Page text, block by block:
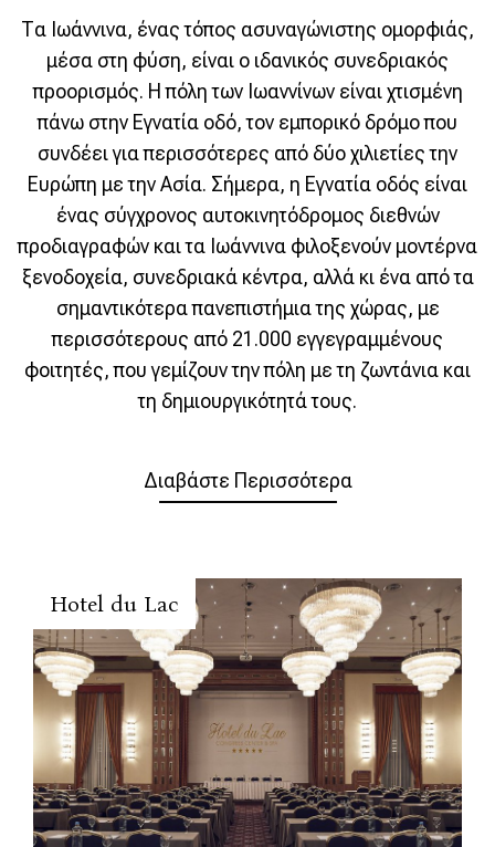
Τα Ιωάννινα, ένας τόπος ασυναγώνιστης ομορφιάς,
μέσα στη φύση, είναι ο ιδανικός συνεδριακός
προορισμός. Η πόλη των Ιωαννίνων είναι χτισμένη
πάνω στην Εγνατία οδό, τον εμπορικό δρόμο που
συνδέει για περισσότερες από δύο χιλιετίες την
Ευρώπη με την Ασία. Σήμερα, η Εγνατία οδός είναι
ένας σύγχρονος αυτοκινητόδρομος διεθνών
προδιαγραφών και τα Ιωάννινα φιλοξενούν μοντέρνα
ξενοδοχεία, συνεδριακά κέντρα, αλλά κι ένα από τα
σημαντικότερα πανεπιστήμια της χώρας, με
περισσότερους από 21.000 εγγεγραμμένους
φοιτητές, που γεμίζουν την πόλη με τη ζωντάνια και
τη δημιουργικότητά τους.
Διαβάστε Περισσότερα
Hotel du Lac